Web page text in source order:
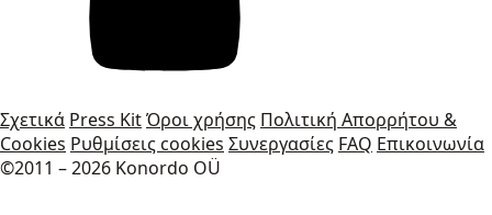
Σχετικά Press KitΌροι χρήσης Πολιτική Απορρήτου &
Cookies Ρυθμίσεις cookies Συνεργασίες FAQ Επικοινωνία
©2011 – 2026 Konordo OÜ